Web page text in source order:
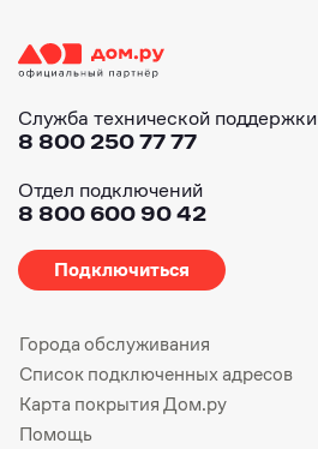
Служба технической поддержки
8 800 250 77 77
Отдел подключений
8 800 600 90 42
Подключиться
Города обслуживания
Список подключенных адресов
Карта покрытия Дом.ру
Помощь